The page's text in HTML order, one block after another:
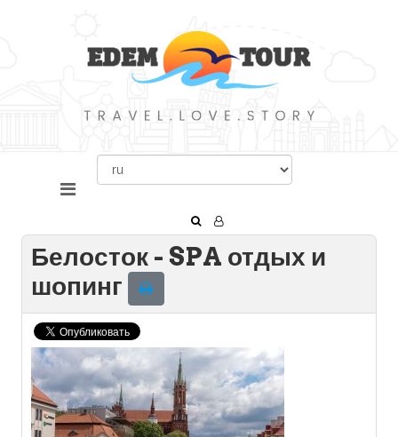
Белосток - SPA отдых и
шопинг